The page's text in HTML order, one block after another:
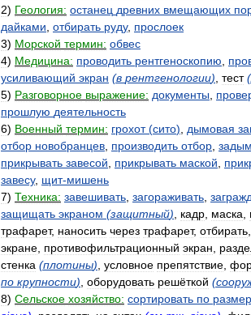
2) Геология: останец древних вмещающих
дайками отбирать руду, прослоек
3) Морской термин: обвес
4) Медицина: проводить рентгеноскопию
усиливающий экран (в рентгенологии) тест (
5) Разговорное выражение: документы
прошлую деятельность
6) Военный термин: грохот(сито) дымовая
отбор новобранцев производить отбор
прикрывать завесой прикрывать маской
завесу, щит-мишень
7) Техника: завешивать загораживать
защищать экраном (защитный) кадр маска
трафарет, наносить через трафарет, отбирать
экране противофильтрационный экран
стенка (плотины) условное препятствие
по крупности) оборудовать решёткой (
8) Сельское хозяйство: сортировать по